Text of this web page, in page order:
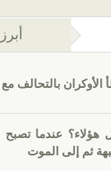
(علامة التبويب
بالتحالف مع
هؤلاء؟ عندما تصبح
ثم إلى الموت